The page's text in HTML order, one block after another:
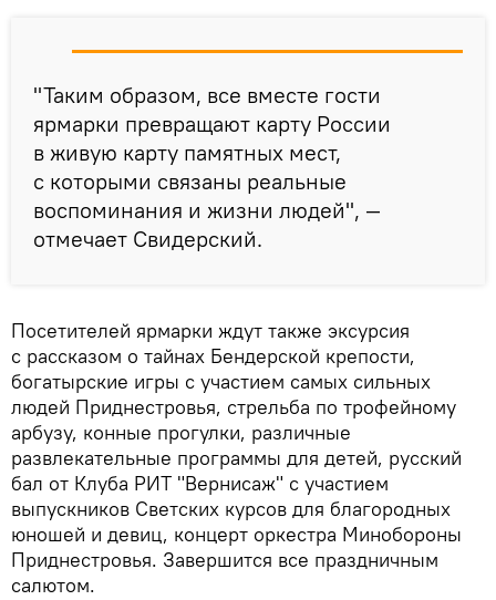
"Таким образом, все вместе гости
ярмарки превращают карту России
в живую карту памятных мест,
с которыми связаны реальные
воспоминания и жизни людей", —
отмечает Свидерский.
Посетителей ярмарки ждут также эксурсия
с рассказом о тайнах Бендерской крепости,
богатырские игры с участием самых сильных
людей Приднестровья, стрельба по трофейному
арбузу, конные прогулки, различные
развлекательные программы для детей, русский
бал от Клуба РИТ "Вернисаж" с участием
выпускников Светских курсов для благородных
юношей и девиц, концерт оркестра Минобороны
Приднестровья. Завершится все праздничным
салютом.